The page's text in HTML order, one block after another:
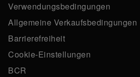
Verwendungsbedingungen
Allgemeine Verkaufsbedingungen
Barrierefreiheit
Cookie-Einstellungen
BCR